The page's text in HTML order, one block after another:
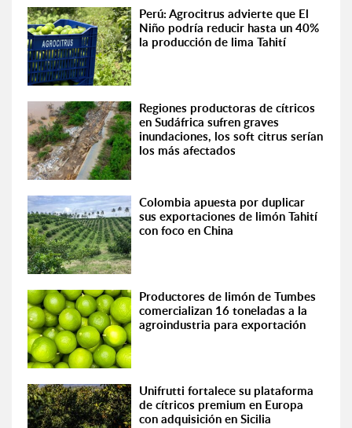
Perú: Agrocitrus advierte que El
Niño podría reducir hasta un 40%
la producción de lima Tahití
Regiones productoras de cítricos
en Sudáfrica sufren graves
inundaciones, los soft citrus serían
los más afectados
Colombia apuesta por duplicar
sus exportaciones de limón Tahití
con foco en China
Productores de limón de Tumbes
comercializan 16 toneladas a la
agroindustria para exportación
Unifrutti fortalece su plataforma
de cítricos premium en Europa
con adquisición en Sicilia